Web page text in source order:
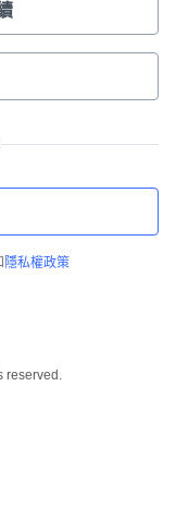
隱私權政策
reserved.